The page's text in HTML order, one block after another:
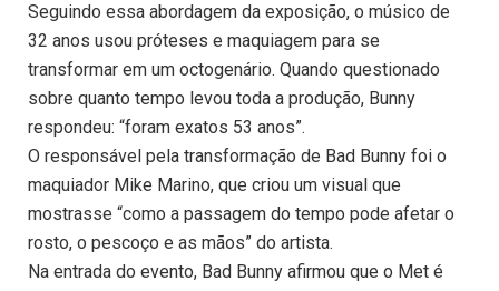
Seguindo essa abordagem da exposição, o músico de
32 anos usou próteses e maquiagem para se
transformar em um octogenário. Quando questionado
sobre quanto tempo levou toda a produção, Bunny
respondeu: “foram exatos 53 anos”.
O responsável pela transformação de Bad Bunny foi o
maquiador Mike Marino, que criou um visual que
mostrasse “como a passagem do tempo pode afetar o
rosto, o pescoço e as mãos” do artista.
Na entrada do evento, Bad Bunny afirmou que o Met é